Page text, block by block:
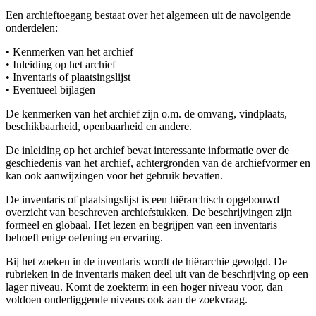
Een archieftoegang bestaat over het algemeen uit de navolgende
onderdelen:
• Kenmerken van het archief
• Inleiding op het archief
• Inventaris of plaatsingslijst
• Eventueel bijlagen
De kenmerken van het archief zijn o.m. de omvang, vindplaats,
beschikbaarheid, openbaarheid en andere.
De inleiding op het archief bevat interessante informatie over de
geschiedenis van het archief, achtergronden van de archiefvormer en
kan ook aanwijzingen voor het gebruik bevatten.
De inventaris of plaatsingslijst is een hiërarchisch opgebouwd
overzicht van beschreven archiefstukken. De beschrijvingen zijn
formeel en globaal. Het lezen en begrijpen van een inventaris
behoeft enige oefening en ervaring.
Bij het zoeken in de inventaris wordt de hiërarchie gevolgd. De
rubrieken in de inventaris maken deel uit van de beschrijving op een
lager niveau. Komt de zoekterm in een hoger niveau voor, dan
voldoen onderliggende niveaus ook aan de zoekvraag.